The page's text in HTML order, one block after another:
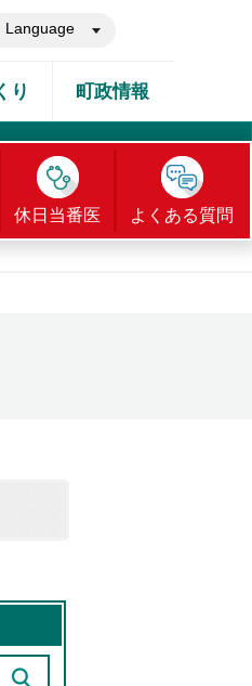
Language
り 町政情報
休日当番医 よくある質問